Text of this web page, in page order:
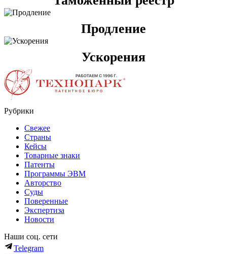
Продление
Ускорения
Рубрики
Свежее
Страны
Кейсы
Товарные знаки
Патенты
Программы ЭВМ
Авторство
Суды
Поверенные
Экспертиза
Новости
Наши соц. сети
Telegram